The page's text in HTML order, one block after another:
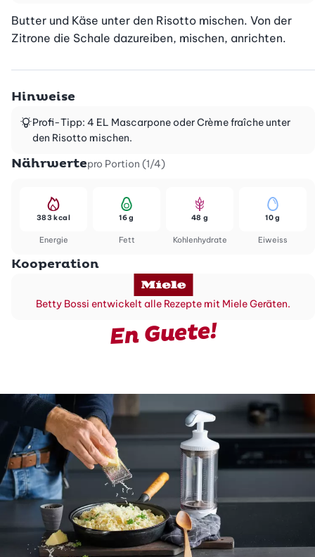
Butter und Käse unter den Risotto mischen. Von der
Zitrone die Schale dazureiben, mischen, anrichten.
Hinweise
Profi-Tipp: 4 EL Mascarpone oder Crème fraîche unter
den Risotto mischen.
Nährwertepro Portion (1/4)
Energie
383 kcal
Fett
16 g
Kohlenhydrate
48 g
Eiweiss
10 g
Kooperation
Betty Bossi entwickelt alle Rezepte mit Miele Geräten.
En Guete!